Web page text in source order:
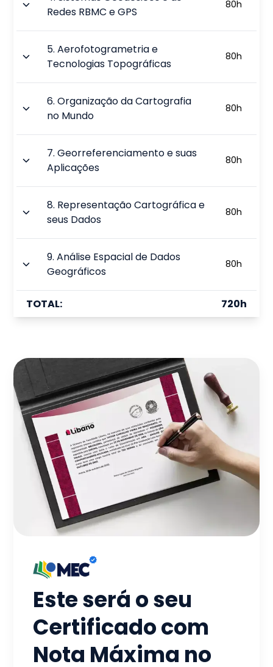
Redes RBMC e GPS
80h
5.Aerofotogrametria e
Tecnologias Topográficas
80h
6.Organização da Cartografia
no Mundo
80h
7.Georreferenciamento e suas
Aplicações
80h
8. Representação Cartográfica e
seus Dados
80h
9.Análise Espacial de Dados
Geográficos
80h
TOTAL: 720h
Este será o seu
Certificado com
Nota Máxima no